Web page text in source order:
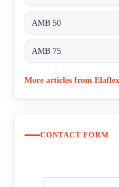
AMB 50
AMB 75
More articles from
CONTACT FORM